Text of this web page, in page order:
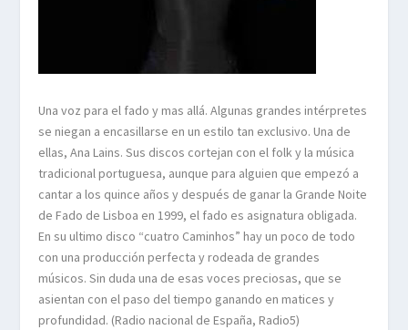
Una voz para el fado y mas allá. Algunas grandes intérpretes
se niegan a encasillarse en un estilo tan exclusivo. Una de
ellas, Ana Lains. Sus discos cortejan con el folk y la música
tradicional portuguesa, aunque para alguien que empezó a
cantar a los quince años y después de ganar la Grande Noite
de Fado de Lisboa en 1999, el fado es asignatura obligada.
En su ultimo disco “cuatro Caminhos” hay un poco de todo
con una producción perfecta y rodeada de grandes
músicos. Sin duda una de esas voces preciosas, que se
asientan con el paso del tiempo ganando en matices y
profundidad. (Radio nacional de España, Radio5)